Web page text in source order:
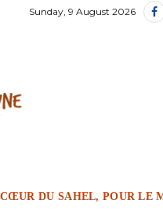
Sunday, 9 August 2026
DU SAHEL, POUR LE